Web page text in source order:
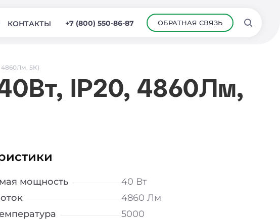
КОНТАКТЫ +7 (800) 550-86-87 ОБРАТНАЯ СВЯЗЬ
4860Лм, 5К)
IP20, 4860Лм,
мощность
40 Вт
4860 Лм
5000